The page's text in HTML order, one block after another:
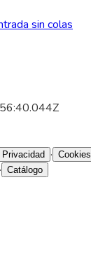
sin colas
Privacidad · Cookies
· Catálogo